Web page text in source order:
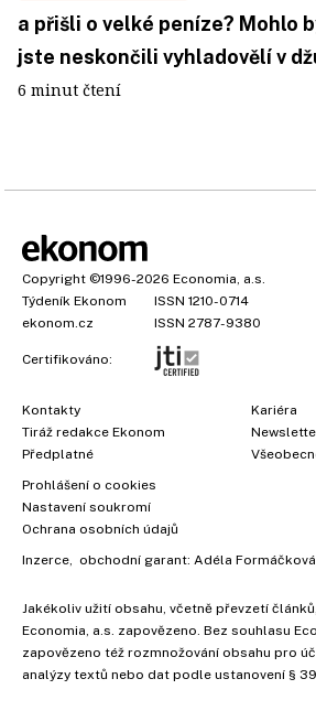
a přišli o velké peníze? Mohlo
jste neskončili vyhladovělí v
6 minut čtení
Copyright ©1996-2026 Economia, a.s.
Týdeník Ekonom
ISSN 1210-0714
ekonom.cz
ISSN 2787-9380
Certifikováno:
Kontakty
Tiráž redakce Ekonom
Předplatné
Kariéra
Prohlášení o cookies
Nastavení soukromí
Ochrana osobních údajů
Inzerce , obchodní garant: Adéla Formáčková
Jakékoliv užití obsahu, včetně převzetí
Economia, a.s. zapovězeno. Bez souhlasu
zapovězeno též rozmnožování obsahu pro
analýzy textů nebo dat podle ustanovení §